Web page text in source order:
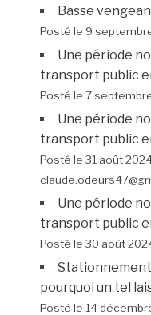
Basse
Posté le 9
Une période
transport public
Posté le 7
Une période
transport public
Posté le 31 août
Une période
transport public
Posté le 30 août
Stationnement
pourquoi un tel
Posté le 14